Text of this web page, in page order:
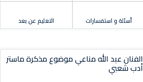
أسئلة و استفسارات التعليم عن بعد
الفنان عبد الله مناعي موضوع مذكرة ماستر
أدب شعبي